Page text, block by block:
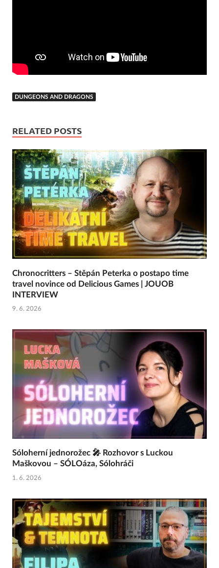
DUNGEONS AND DRAGONS
RELATED POSTS
Chronocritters – Stěpán Peterka o postapo time
travel novince od Delicious Games | JOUOB
INTERVIEW
9. 6. 2026
Sóloherní jednorožec 🎤 Rozhovor s Luckou
Maškovou – SÓLOáza, Sólohráči
1. 6. 2026